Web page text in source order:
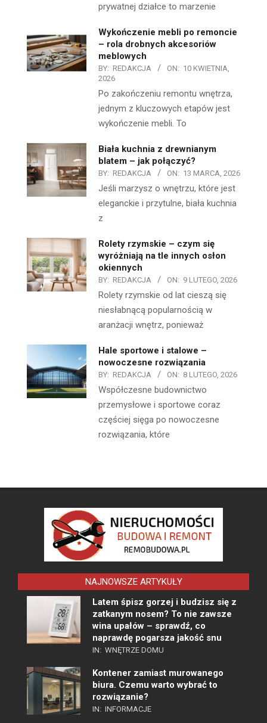
prywatnej działce to marzenie
Wykończenie mebli po remoncie
– rola drobnych akcesoriów
meblowych
BY: REDAKCJA ON: 10 KWIETNIA,
2026
Po zakończeniu remontu wnętrza,
jednym z kluczowych etapów jest
wykończenie mebli. To
Biała kuchnia z drewnianym
blatem – jak połączyć?
BY: REDAKCJA ON: 13 MARCA, 2026
Jeśli marzysz o wnętrzu, które jest
eleganckie i przytulne, biała kuchnia
z
Rolety rzymskie – czym się
wyróżniają na tle innych osłon
okiennych
BY: REDAKCJA ON: 9 LUTEGO, 2026
Rolety rzymskie od lat cieszą się
niesłabnącą popularnością w
aranżacji wnętrz, ponieważ
Hale sportowe i stalowe –
nowoczesne rozwiązania
BY: REDAKCJA ON: 8 LUTEGO, 2026
Współczesne budownictwo
przemysłowe i sportowe coraz
częściej sięga po nowoczesne
rozwiązania, które
NAJNOWSZE ARTYKUŁY
Latem śpisz gorzej i budzisz się z
zatkanym nosem? To nie zawsze
wina upałów – sprawdź, co
naprawdę pogarsza jakość snu
IN: WNĘTRZE DOMU
Kontener zamiast murowanego
biura. Czemu warto wybrać to
rozwiązanie?
IN: INFORMACJE